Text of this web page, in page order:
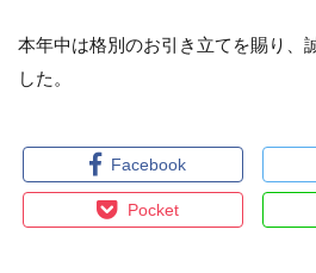
本年中は格別のお引き立てを賜り、
した。
Facebook
Pocket